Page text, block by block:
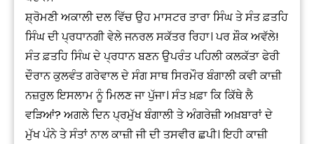
ਸ਼੍ਰੋਮਣੀ ਅਕਾਲੀ ਦਲ ਵਿੱਚ ਉਹ ਮਾਸਟਰ ਤਾਰਾ ਸਿੰਘ ਤੇ ਸੰਤ ਫ਼ਤਹਿ
ਸਿੰਘ ਦੀ ਪ੍ਰਧਾਨਗੀ ਵੇਲੇ ਜਨਰਲ ਸਕੱਤਰ ਰਿਹਾ। ਪਰ ਸ਼ੌਕ ਅਵੱਲੇ!
ਸੰਤ ਫ਼ਤਹਿ ਸਿੰਘ ਦੇ ਪ੍ਰਧਾਨ ਬਣਨ ਉਪਰੰਤ ਪਹਿਲੀ ਕਲਕੱਤਾ ਫੇਰੀ
ਦੌਰਾਨ ਕੁਲਵੰਤ ਗਰੇਵਾਲ ਦੇ ਸੰਗ ਸਾਥ ਸਿਰਮੌਰ ਬੰਗਾਲੀ ਕਵੀ ਕਾਜ਼ੀ
ਨਜ਼ਰੁਲ ਇਸਲਾਮ ਨੂੰ ਮਿਲਣ ਜਾ ਪੁੱਜਾ। ਸੰਤ ਖ਼ਫ਼ਾ ਕਿ ਕਿੱਥੇ ਲੈ
ਵੜਿਆਂ? ਅਗਲੇ ਦਿਨ ਪ੍ਰਮੁੱਖ ਬੰਗਾਲੀ ਤੇ ਅੰਗਰੇਜ਼ੀ ਅਖ਼ਬਾਰਾਂ ਦੇ
ਮੁੱਖ ਪੰਨੇ ਤੇ ਸੰਤਾਂ ਨਾਲ ਕਾਜ਼ੀ ਜੀ ਦੀ ਤਸਵੀਰ ਛਪੀ। ਇਹੀ ਕਾਜ਼ੀ